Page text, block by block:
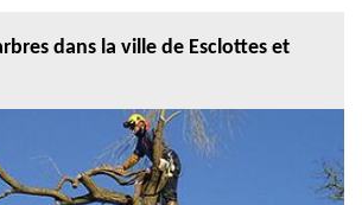
dans la ville de Esclottes et